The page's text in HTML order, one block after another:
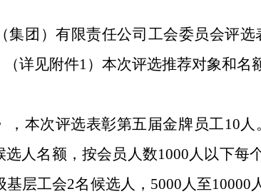
集团）有限责任公司工会委员会评
详见附件1）本次评选推荐对象和名
，本次评选表彰第五届金牌员工10
人名额，按会员人数1000人以下每
层工会2名候选人，5000人至10000